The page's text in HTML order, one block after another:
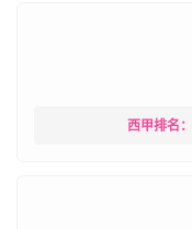
西甲排名：